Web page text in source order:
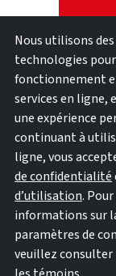
PRÉCÉDENT
La REALTORS®
Association of
Edmonton
les familles
carnaval Kids
Nous utilisons
technologies
fonctionnement
services en ligne,
une expérience
continuant à
ligne, vous
de confidentialité
d’utilisation.
informations sur
paramètres de
veuillez